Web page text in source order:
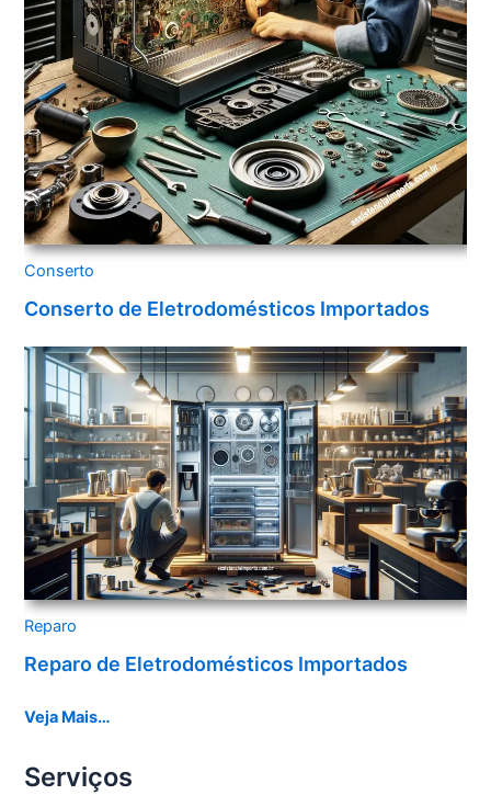
Conserto
Conserto de Eletrodomésticos Importados
Reparo
Reparo de Eletrodomésticos Importados
Veja Mais…
Serviços